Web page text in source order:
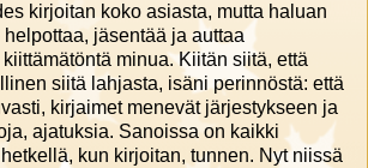
kirjoitan koko asiasta, mutta haluan
jäsentää ja auttaa
minua. Kiitän siitä, että
siitä lahjasta, isäni perinnöstä: että
kirjaimet menevät järjestykseen ja
ajatuksia. Sanoissa on kaikki
kun kirjoitan, tunnen. Nyt niissä